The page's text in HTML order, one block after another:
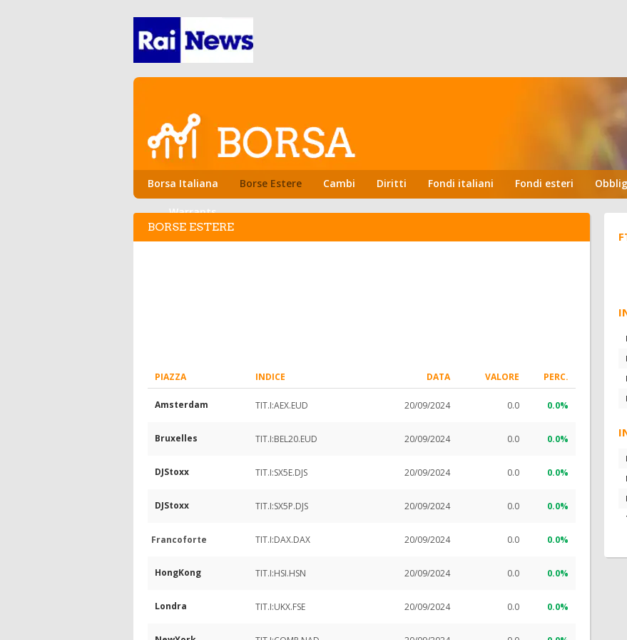
Borsa Italiana Borse Estere Cambi Diritti Fondi italiani Fondi esteri
Warrants
BORSE ESTERE
PIAZZA INDICE DATA VALORE PERC.
Amsterdam TIT.I:AEX.EUD 20/09/2024 0.0 0.0%
Bruxelles TIT.I:BEL20.EUD 20/09/2024 0.0 0.0%
DJStoxx TIT.I:SX5E.DJS 20/09/2024 0.0 0.0%
DJStoxx TIT.I:SX5P.DJS 20/09/2024 0.0 0.0%
Francoforte TIT.I:DAX.DAX 20/09/2024 0.0 0.0%
HongKong TIT.I:HSI.HSN 20/09/2024 0.0 0.0%
Londra TIT.I:UKX.FSE 20/09/2024 0.0 0.0%